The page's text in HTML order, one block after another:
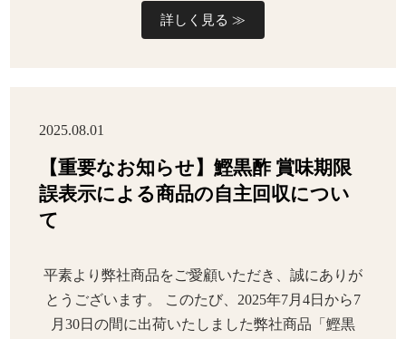
詳しく見る ≫
2025.08.01
【重要なお知らせ】鰹黒酢 賞味期限
誤表示による商品の自主回収につい
て
平素より弊社商品をご愛顧いただき、誠にありが
とうございます。 このたび、2025年7月4日から7
月30日の間に出荷いたしました弊社商品「鰹黒